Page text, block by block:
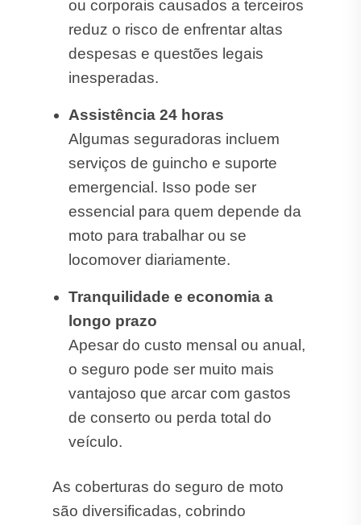
ou corporais causados a terceiros
reduz o risco de enfrentar altas
despesas e questões legais
inesperadas.
Assistência 24 horas
Algumas seguradoras incluem
serviços de guincho e suporte
emergencial. Isso pode ser
essencial para quem depende da
moto para trabalhar ou se
locomover diariamente.
Tranquilidade e economia a
longo prazo
Apesar do custo mensal ou anual,
o seguro pode ser muito mais
vantajoso que arcar com gastos
de conserto ou perda total do
veículo.
As coberturas do seguro de moto
são diversificadas, cobrindo